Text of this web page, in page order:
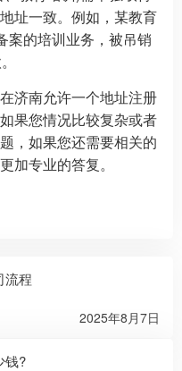
址一致。例如，某教育
案的培训业务，被吊销
济南允许一个地址注册
果您情况比较复杂或者
，如果您还需要相关的
加专业的答复。
流程
2025年8月7日
钱?